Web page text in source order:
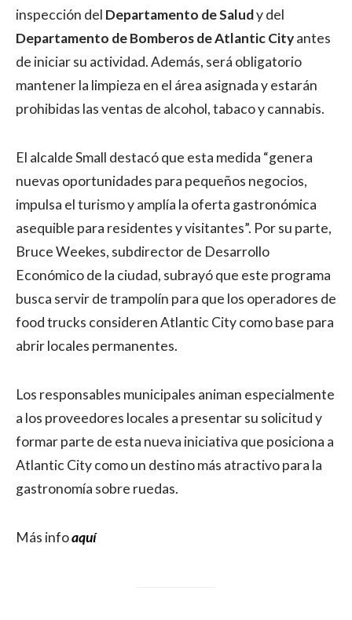
inspección del Departamento de Saludy del
Departamento de Bomberos de Atlantic Cityantes
de iniciar su actividad. Además, será obligatorio
mantener la limpieza en el área asignada y estarán
prohibidas las ventas de alcohol, tabaco y cannabis.
El alcalde Small destacó que esta medida “genera
nuevas oportunidades para pequeños negocios,
impulsa el turismo y amplía la oferta gastronómica
asequible para residentes y visitantes”. Por su parte,
Bruce Weekes, subdirector de Desarrollo
Económico de la ciudad, subrayó que este programa
busca servir de trampolín para que los operadores de
food trucks consideren Atlantic City como base para
abrir locales permanentes.
Los responsables municipales animan especialmente
a los proveedores locales a presentar su solicitud y
formar parte de esta nueva iniciativa que posiciona a
Atlantic City como un destino más atractivo para la
gastronomía sobre ruedas.
Más infoaquí